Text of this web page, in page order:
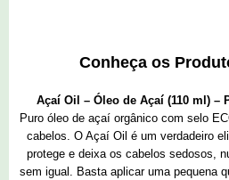
Conheça os
Açaí Oil – Óleo de Açaí (110 ml) –
Puro óleo de açaí orgânico com selo
cabelos. O Açaí Oil é um verdadeiro
protege e deixa os cabelos sedosos,
sem igual. Basta aplicar uma pequena